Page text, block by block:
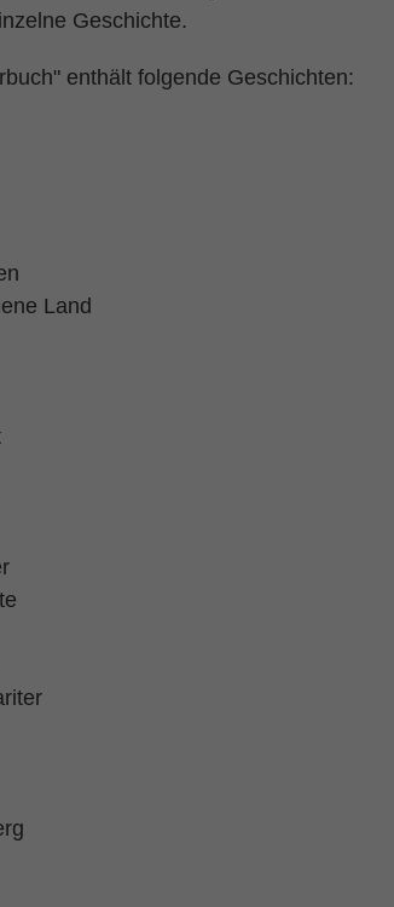
Geschichte.
enthält folgende Geschichten:
Land